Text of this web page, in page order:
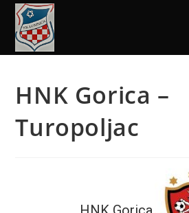
HNK Gorica –
Turopoljac